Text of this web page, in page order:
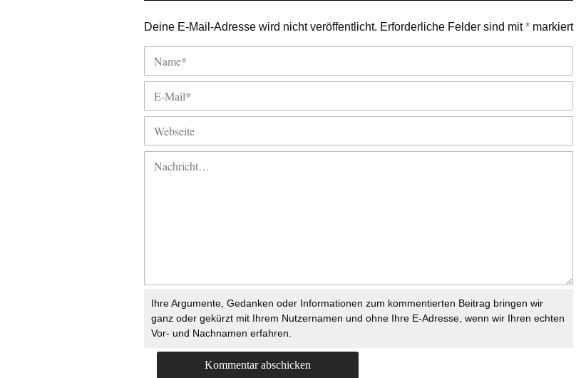
Deine E-Mail-Adresse wird nicht veröffentlicht. Erforderliche Felder sind mit* markiert
Ihre Argumente, Gedanken oder Informationen zum kommentierten Beitrag bringen wir
ganz oder gekürzt mit Ihrem Nutzernamen und ohne Ihre E-Adresse, wenn wir Ihren echten
Vor- und Nachnamen erfahren.